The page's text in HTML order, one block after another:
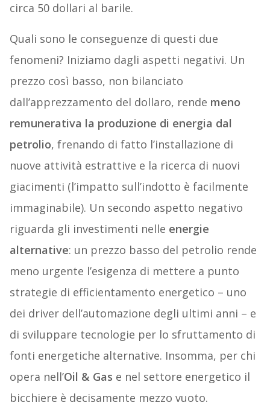
circa 50 dollari al barile.
Quali sono le conseguenze di questi due
fenomeni? Iniziamo dagli aspetti negativi. Un
prezzo così basso, non bilanciato
dall’apprezzamento del dollaro, rende meno
remunerativa la produzione di energia dal
petrolio, frenando di fatto l’installazione di
nuove attività estrattive e la ricerca di nuovi
giacimenti (l’impatto sull’indotto è facilmente
immaginabile). Un secondo aspetto negativo
riguarda gli investimenti nelle energie
alternative: un prezzo basso del petrolio rende
meno urgente l’esigenza di mettere a punto
strategie di efficientamento energetico – uno
dei driver dell’automazione degli ultimi anni – e
di sviluppare tecnologie per lo sfruttamento di
fonti energetiche alternative. Insomma, per chi
opera nell’Oil & Gas e nel settore energetico il
bicchiere è decisamente mezzo vuoto.